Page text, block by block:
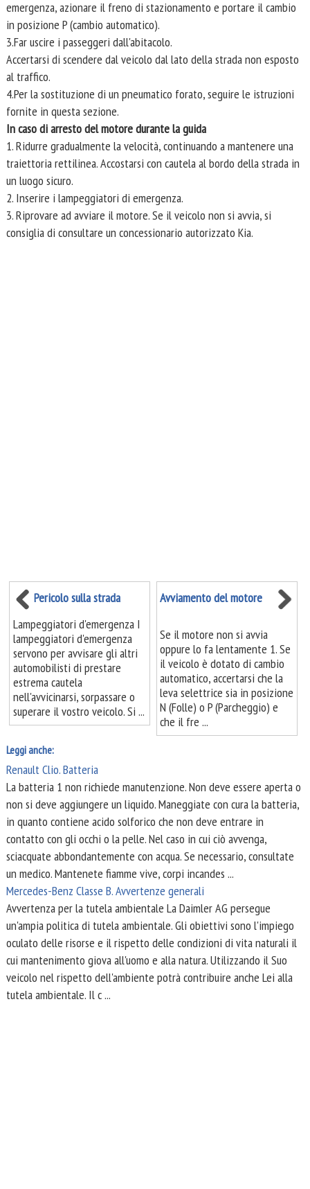
emergenza, azionare il freno di stazionamento e portare il cambio
in posizione P (cambio automatico).
3.Far uscire i passeggeri dall'abitacolo.
Accertarsi di scendere dal veicolo dal lato della strada non esposto
al traffico.
4.Per la sostituzione di un pneumatico forato, seguire le istruzioni
fornite in questa sezione.
In caso di arresto del motore durante la guida
1. Ridurre gradualmente la velocità, continuando a mantenere una
traiettoria rettilinea. Accostarsi con cautela al bordo della strada in
un luogo sicuro.
2. Inserire i lampeggiatori di emergenza.
3. Riprovare ad avviare il motore. Se il veicolo non si avvia, si
consiglia di consultare un concessionario autorizzato Kia.
Pericolo sulla strada
Lampeggiatori d'emergenza I
lampeggiatori d'emergenza
servono per avvisare gli altri
automobilisti di prestare
estrema cautela
nell'avvicinarsi, sorpassare o
superare il vostro veicolo. Si ...
Avviamento del motore
Se il motore non si avvia
oppure lo fa lentamente 1. Se
il veicolo è dotato di cambio
automatico, accertarsi che la
leva selettrice sia in posizione
N (Folle) o P (Parcheggio) e
che il fre ...
Leggi anche:
Renault Clio. Batteria
La batteria 1 non richiede manutenzione. Non deve essere aperta o
non si deve aggiungere un liquido. Maneggiate con cura la batteria,
in quanto contiene acido solforico che non deve entrare in
contatto con gli occhi o la pelle. Nel caso in cui ciò avvenga,
sciacquate abbondantemente con acqua. Se necessario, consultate
un medico. Mantenete fiamme vive, corpi incandes ...
Mercedes-Benz Classe B. Avvertenze generali
Avvertenza per la tutela ambientale La Daimler AG persegue
un'ampia politica di tutela ambientale. Gli obiettivi sono l'impiego
oculato delle risorse e il rispetto delle condizioni di vita naturali il
cui mantenimento giova all'uomo e alla natura. Utilizzando il Suo
veicolo nel rispetto dell'ambiente potrà contribuire anche Lei alla
tutela ambientale. Il c ...